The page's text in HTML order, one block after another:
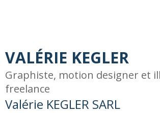
VALÉRIE KEGLER
Graphiste, motion designer et
freelance
Valérie KEGLER SARL